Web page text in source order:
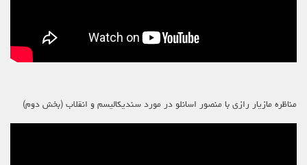
مناظره مازیار رازی با منصور اسانلو در مورد سندیکالیسم و انقلاب (بخش دوم)